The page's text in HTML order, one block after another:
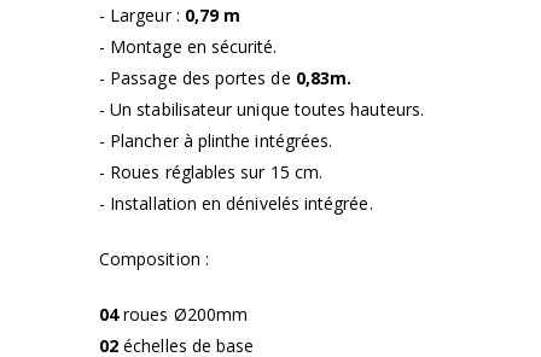
- Largeur : 0,79 m
- Montage en sécurité.
- Passage des portes de 0,83m.
- Un stabilisateur unique toutes hauteurs.
- Plancher à plinthe intégrées.
- Roues réglables sur 15 cm.
- Installation en dénivelés intégrée.
Composition :
04roues Ø200mm
02 échelles de base